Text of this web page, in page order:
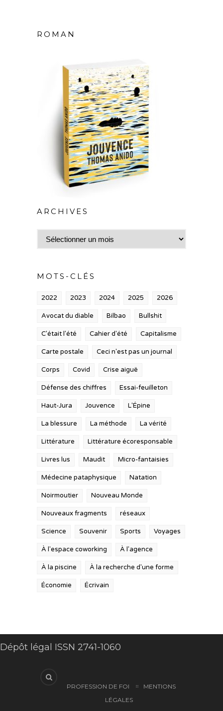
ROMAN
ARCHIVES
Archives
MOTS-CLÉS
2022 2023 2024 2025 2026
Avocat du diable Bilbao Bullshit
C'était l'été Cahier d'été Capitalisme
Carte postale Ceci n'est pas un journal
Corps Covid Crise aiguë
Défense des chiffres Essai-feuilleton
Haut-Jura Jouvence L'Épine
La blessure La méthode La vérité
Littérature Littérature écoresponsable
Livres lus Maudit Micro-fantaisies
Médecine pataphysique Natation
Noirmoutier Nouveau Monde
Nouveaux fragments réseaux
Science Souvenir Sports Voyages
À l'espace coworking À l'agence
À la piscine À la recherche d'une forme
Économie Écrivain
Dépôt légal ISSN 2741-1060
PROFESSION DE FOI
MENTIONS
LÉGALES